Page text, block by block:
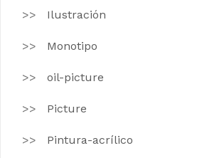
Ilustración
Monotipo
oil-picture
Picture
Pintura-acrílico